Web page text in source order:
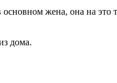
жена, она на это
дома.